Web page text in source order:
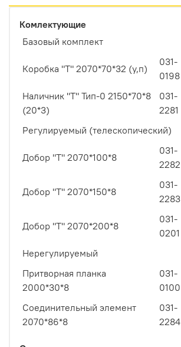
Комлектующие
Базовый комплект
Коробка "Т" 2070*70*32 (у,п)
031-
0198
Наличник "Т" Тип-0 2150*70*8
(20*3)
031-
2281
Регулируемый (телескопический)
Добор "Т" 2070*100*8
031-
2282
Добор "Т" 2070*150*8
031-
2283
Добор "Т" 2070*200*8
031-
0201
Нерегулируемый
Притворная планка
2000*30*8
031-
0100
Соединительный элемент
2070*86*8
031-
2284